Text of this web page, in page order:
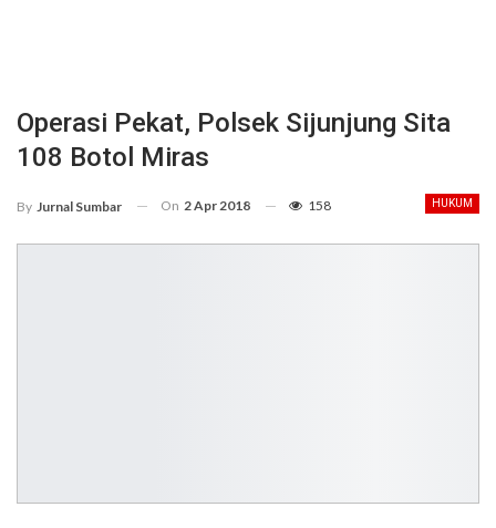
Operasi Pekat, Polsek Sijunjung Sita
108 Botol Miras
HUKUM
By Jurnal Sumbar On 2 Apr 2018 158